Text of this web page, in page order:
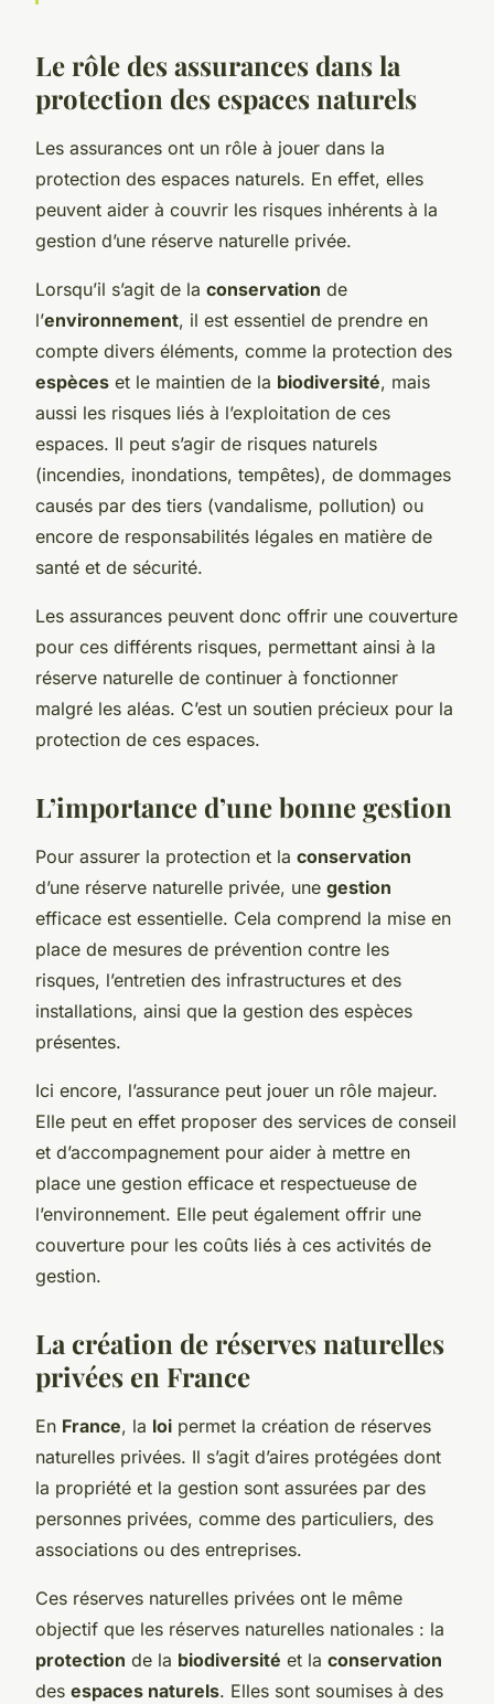
Le rôle des assurances dans la
protection des espaces naturels
Les assurances ont un rôle à jouer dans la
protection des espaces naturels. En effet, elles
peuvent aider à couvrir les risques inhérents à la
gestion d’une réserve naturelle privée.
Lorsqu’il s’agit de la conservation de
l’environnement, il est essentiel de prendre en
compte divers éléments, comme la protection des
espèces et le maintien de la biodiversité, mais
aussi les risques liés à l’exploitation de ces
espaces. Il peut s’agir de risques naturels
(incendies, inondations, tempêtes), de dommages
causés par des tiers (vandalisme, pollution) ou
encore de responsabilités légales en matière de
santé et de sécurité.
Les assurances peuvent donc offrir une couverture
pour ces différents risques, permettant ainsi à la
réserve naturelle de continuer à fonctionner
malgré les aléas. C’est un soutien précieux pour la
protection de ces espaces.
L’importance d’une bonne gestion
Pour assurer la protection et la conservation
d’une réserve naturelle privée, une gestion
efficace est essentielle. Cela comprend la mise en
place de mesures de prévention contre les
risques, l’entretien des infrastructures et des
installations, ainsi que la gestion des espèces
présentes.
Ici encore, l’assurance peut jouer un rôle majeur.
Elle peut en effet proposer des services de conseil
et d’accompagnement pour aider à mettre en
place une gestion efficace et respectueuse de
l’environnement. Elle peut également offrir une
couverture pour les coûts liés à ces activités de
gestion.
La création de réserves naturelles
privées en France
En France, la loi permet la création de réserves
naturelles privées. Il s’agit d’aires protégées dont
la propriété et la gestion sont assurées par des
personnes privées, comme des particuliers, des
associations ou des entreprises.
Ces réserves naturelles privées ont le même
objectif que les réserves naturelles nationales : la
protection de la biodiversité et la conservation
des espaces naturels. Elles sont soumises à des